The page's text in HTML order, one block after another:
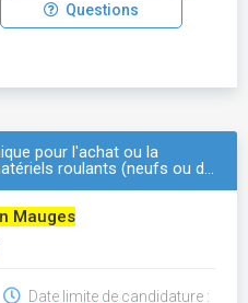
Questions
pour l'achat ou la
roulants (neufs ou d…
Mauges
Date limite de candidature :